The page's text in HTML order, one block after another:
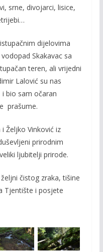
srne, divojarci, lisice,
dijelovima
Skakavac sa
teren, ali vrijedni
Lalović su nas
bio sam očaran
prašume.
Željko Vinković iz
prirodnim
ljubitelji prirode.
čistog zraka, tišine
Tjentište i posjete